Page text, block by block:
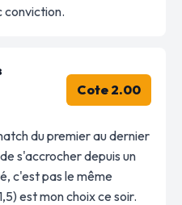
conviction.
Cote 2.00
du premier au dernier
s'accrocher depuis un
c'est pas le même
est mon choix ce soir.